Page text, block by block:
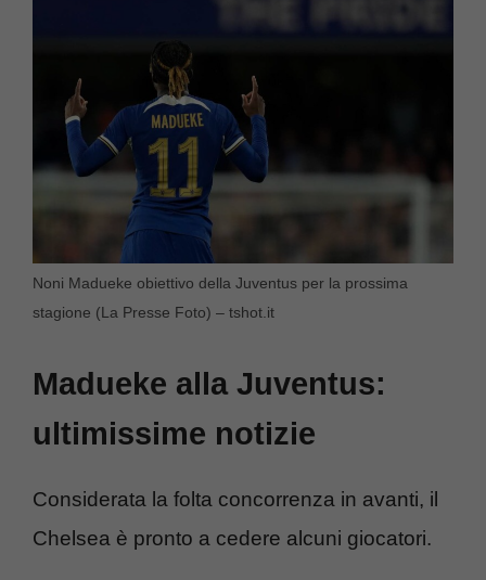
Noni Madueke obiettivo della Juventus per la prossima
stagione (La Presse Foto) – tshot.it
Madueke alla Juventus:
ultimissime notizie
Considerata la folta concorrenza in avanti, il
Chelsea è pronto a cedere alcuni giocatori.